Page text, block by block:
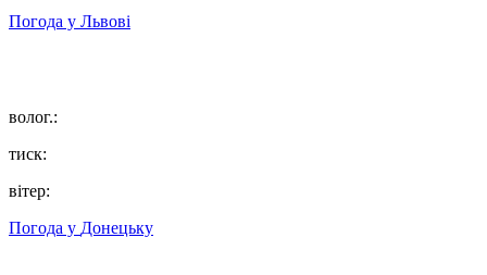
Погода у Львові
волог.:
тиск:
вітер:
Погода у Донецьку